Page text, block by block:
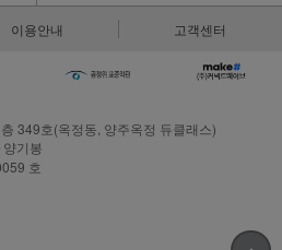
이용안내 고객센터
349호(옥정동, 양주옥정 듀클래스)
양기봉
호